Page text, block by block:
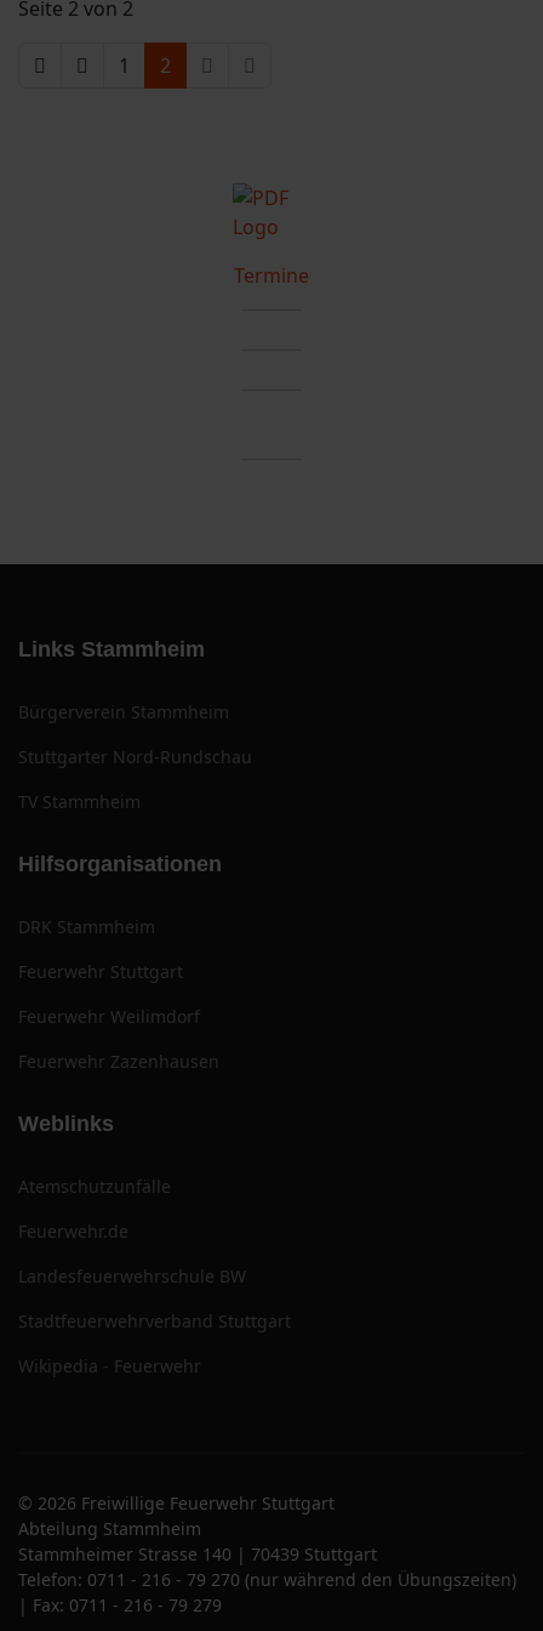
Seite 2 von 2
1 2
Termine
Links Stammheim
Bürgerverein Stammheim
Stuttgarter Nord-Rundschau
TV Stammheim
Hilfsorganisationen
DRK Stammheim
Feuerwehr Stuttgart
Feuerwehr Weilimdorf
Feuerwehr Zazenhausen
Weblinks
Atemschutzunfälle
Feuerwehr.de
Landesfeuerwehrschule BW
Stadtfeuerwehrverband Stuttgart
Wikipedia - Feuerwehr
© 2026 Freiwillige Feuerwehr Stuttgart
Abteilung Stammheim
Stammheimer Strasse 140 | 70439 Stuttgart
Telefon: 0711 - 216 - 79 270 (nur während den Übungszeiten)
| Fax: 0711 - 216 - 79 279